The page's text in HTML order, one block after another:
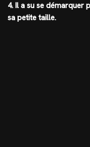
4. Il a su se démarquer
sa petite taille.